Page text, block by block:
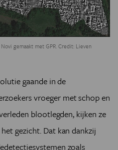
gemaakt met GPR. Credit: Lieven
gaande in de
vroeger met schop en
blootlegden, kijken ze
gezicht. Dat kan dankzij
zoals